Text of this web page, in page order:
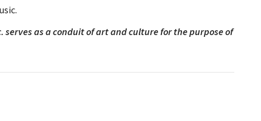
as a conduit of art and culture for the purpose of